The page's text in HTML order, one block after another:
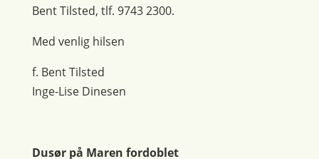
Bent Tilsted, tlf. 9743 2300.
Med venlig hilsen
f. Bent Tilsted
Inge-Lise Dinesen
Dusør på Maren fordoblet